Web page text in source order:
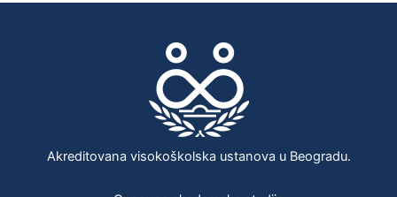
Akreditovana visokoškolska ustanova u Beogradu.